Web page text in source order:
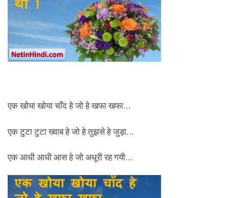
एक खोया खोया चाँद हे जो हे खफा खफा…
एक टुटा टुटा ख्वाब हे जो हे तुझसे हे जुड़ा…
एक आधी आधी आस हे जो अधूरी रह गयी…